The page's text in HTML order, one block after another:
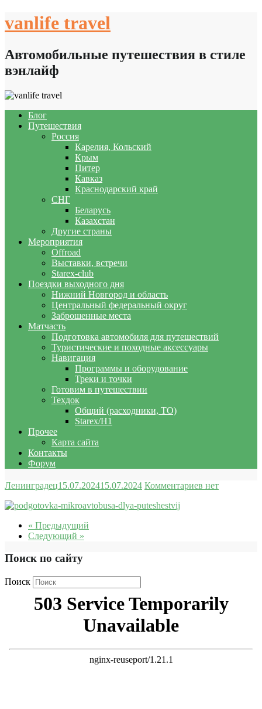
to
vanlife travel
Автомобильные путешествия в стиле
вэнлайф
Блог
Путешествия
Россия
Карелия, Кольский
Крым
Питер
Кавказ
Краснодарский край
СНГ
Беларусь
Казахстан
Другие страны
Мероприятия
Offroad
Выставки, встречи
Starex-club
Поездки выходного дня
Нижний Новгород и область
Центральный федеральный округ
Заброшенные места
Матчасть
Подготовка автомобиля для путешествий
Туристические и походные аксессуары
Навигация
Программы и оборудование
Треки и точки
Готовим в путешествии
Техдок
Общий (расходники, ТО)
Starex/H1
Прочее
Карта сайта
Контакты
Форум
Ленинградец15.07.202415.07.2024 Комментариев нет
« Предыдущий
Следующий »
Поиск по сайту
Поиск